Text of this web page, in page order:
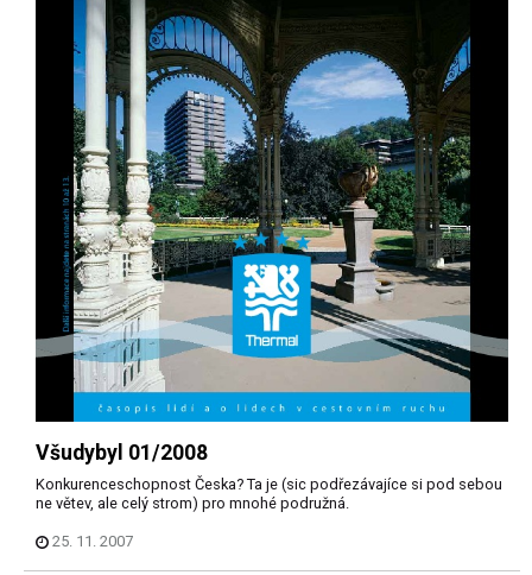
Všudybyl 01/2008
Konkurenceschopnost Česka? Ta je (sic podřezávajíce si pod sebou
ne větev, ale celý strom) pro mnohé podružná.
25. 11. 2007